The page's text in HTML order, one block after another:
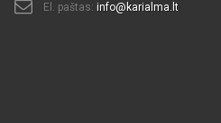
El. paštas: info@karialma.lt